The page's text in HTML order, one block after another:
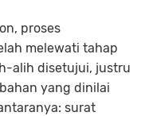
proses
melewati tahap
alih disetujui, justru
yang dinilai
surat